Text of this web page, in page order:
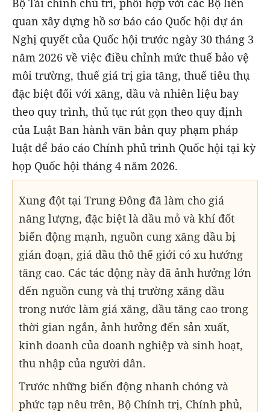
Bộ Tài chính chủ trì, phối hợp với các Bộ liên
quan xây dựng hồ sơ báo cáo Quốc hội dự án
Nghị quyết của Quốc hội trước ngày 30 tháng 3
năm 2026 về việc điều chỉnh mức thuế bảo vệ
môi trường, thuế giá trị gia tăng, thuế tiêu thụ
đặc biệt đối với xăng, dầu và nhiên liệu bay
theo quy trình, thủ tục rút gọn theo quy định
của Luật Ban hành văn bản quy phạm pháp
luật để báo cáo Chính phủ trình Quốc hội tại kỳ
họp Quốc hội tháng 4 năm 2026.
Xung đột tại Trung Đông đã làm cho giá
năng lượng, đặc biệt là dầu mỏ và khí đốt
biến động mạnh, nguồn cung xăng dầu bị
gián đoạn, giá dầu thô thế giới có xu hướng
tăng cao. Các tác động này đã ảnh hưởng lớn
đến nguồn cung và thị trường xăng dầu
trong nước làm giá xăng, dầu tăng cao trong
thời gian ngắn, ảnh hưởng đến sản xuất,
kinh doanh của doanh nghiệp và sinh hoạt,
thu nhập của người dân.
Trước những biến động nhanh chóng và
phức tạp nêu trên, Bộ Chính trị, Chính phủ,